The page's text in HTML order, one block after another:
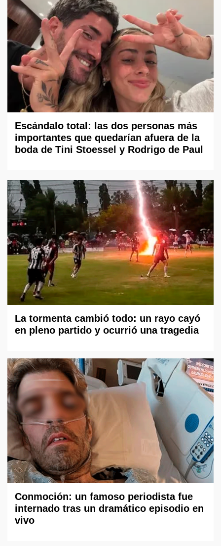
Escándalo total: las dos personas más
importantes que quedarían afuera de la
boda de Tini Stoessel y Rodrigo de Paul
La tormenta cambió todo: un rayo cayó
en pleno partido y ocurrió una tragedia
Conmoción: un famoso periodista fue
internado tras un dramático episodio en
vivo